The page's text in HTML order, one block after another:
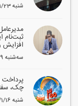
1404/1/23 شنبه
ثبت‌نام
افزایش وام
1404/1/19 سه‌شنبه
چک،
1404/1/16 شنبه